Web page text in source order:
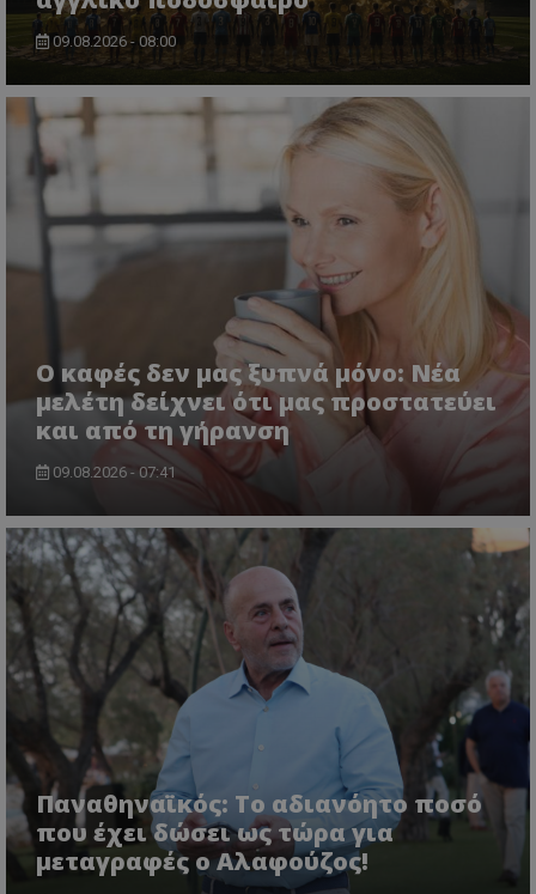
09.08.2026 - 08:00
Ο καφές δεν μας ξυπνά μόνο: Νέα
μελέτη δείχνει ότι μας προστατεύει
και από τη γήρανση
09.08.2026 - 07:41
Παναθηναϊκός: Το αδιανόητο ποσό
που έχει δώσει ως τώρα για
μεταγραφές ο Αλαφούζος!